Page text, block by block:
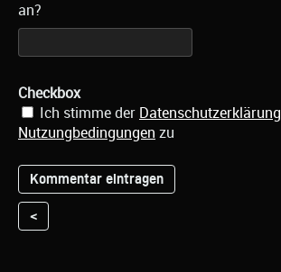
an?
Checkbox
Ich stimme der Datenschutzerklärung
Nutzungbedingungen zu
<